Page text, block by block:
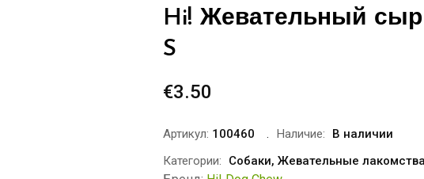
Hi! Жевательный
S
€3.50
Артикул: 100460 Наличие:
В наличии
Категории:
Собаки, Жевательные лакомства